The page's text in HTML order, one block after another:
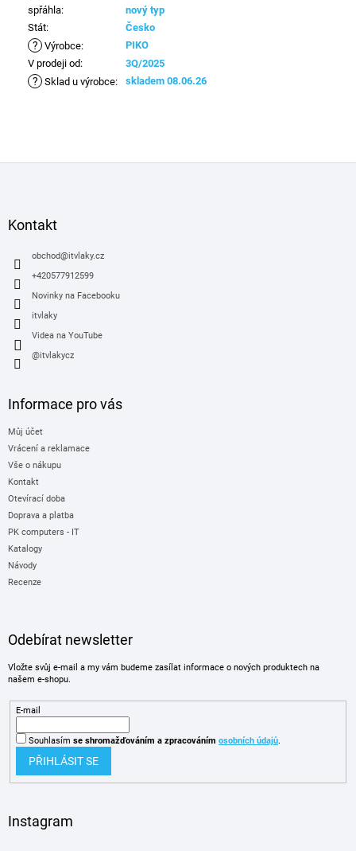
spřáhla:
nový typ
Stát: Česko
? Výrobce:
PIKO
V prodeji od: 3Q/2025
? Sklad u výrobce: skladem 08.06.26
Kontakt
obchod@itvlaky.cz
+420577912599
Novinky na Facebooku
itvlaky
Videa na YouTube
@itvlakycz
Informace pro vás
Můj účet
Vrácení a reklamace
Vše o nákupu
Kontakt
Otevírací doba
Doprava a platba
PK computers - IT
Katalogy
Návody
Recenze
Odebírat newsletter
Vložte svůj e-mail a my vám budeme zasílat informace o nových produktech na
našem e-shopu.
E-mail
Souhlasím se shromažďováním a zpracováním osobních údajů.
PŘIHLÁSIT SE
Instagram